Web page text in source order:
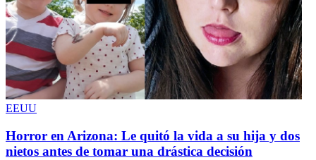
EEUU
Horror en Arizona: Le quitó la vida a su hija y dos
nietos antes de tomar una drástica decisión